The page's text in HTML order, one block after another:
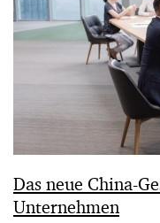
Das neue China-
Unternehmen